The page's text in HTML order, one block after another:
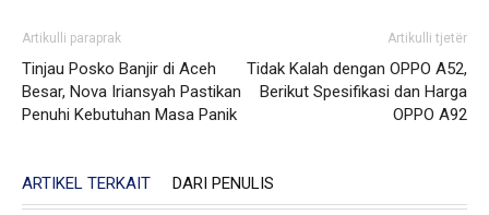
Artikulli paraprak
Tinjau Posko Banjir di Aceh
Besar, Nova Iriansyah Pastikan
Penuhi Kebutuhan Masa Panik
Artikulli tjetër
Tidak Kalah dengan OPPO A52,
Berikut Spesifikasi dan Harga
OPPO A92
ARTIKEL TERKAIT DARI PENULIS